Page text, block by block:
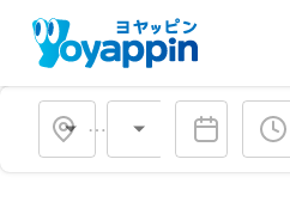
会場タイプ